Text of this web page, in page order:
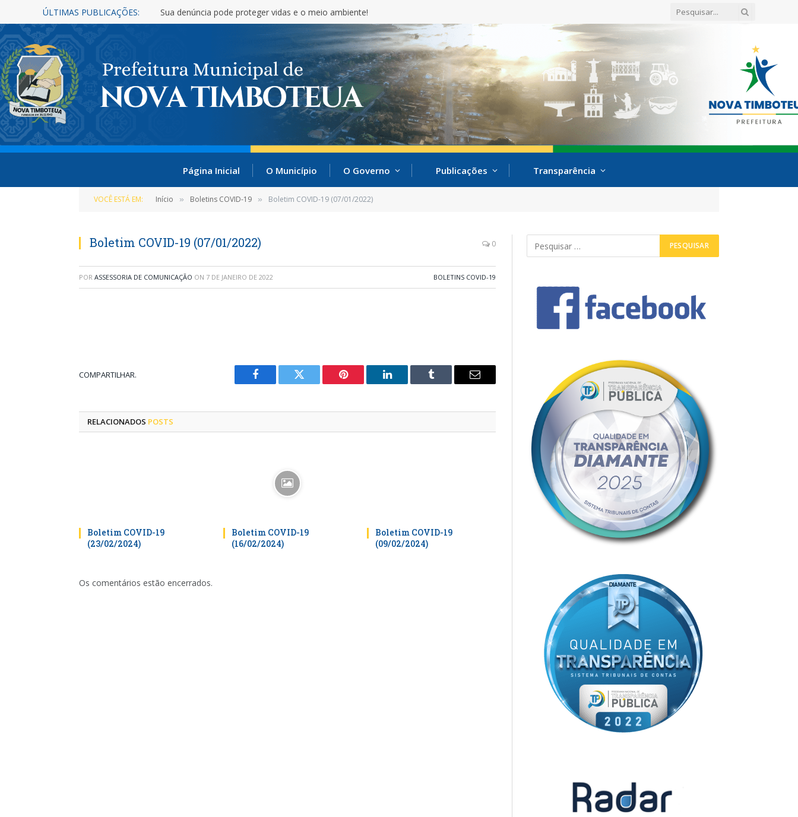
ÚLTIMAS PUBLICAÇÕES: Sua denúncia pode proteger vidas e o meio ambiente!
Página Inicial O Município O Governo Publicações Transparência
VOCÊ ESTÁ EM: Início » Boletins COVID-19 » Boletim COVID-19 (07/01/2022)
Boletim COVID-19 (07/01/2022) 0
POR ASSESSORIA DE COMUNICAÇÃO ON 7 DE JANEIRO DE 2022 BOLETINS COVID-19
COMPARTILHAR.
Facebook Twitter Pinterest LinkedIn Tumblr
E-
RELACIONADOS POSTS
Boletim COVID-19
(23/02/2024)
Boletim COVID-19
(16/02/2024)
Boletim COVID-19
(09/02/2024)
Os comentários estão encerrados.